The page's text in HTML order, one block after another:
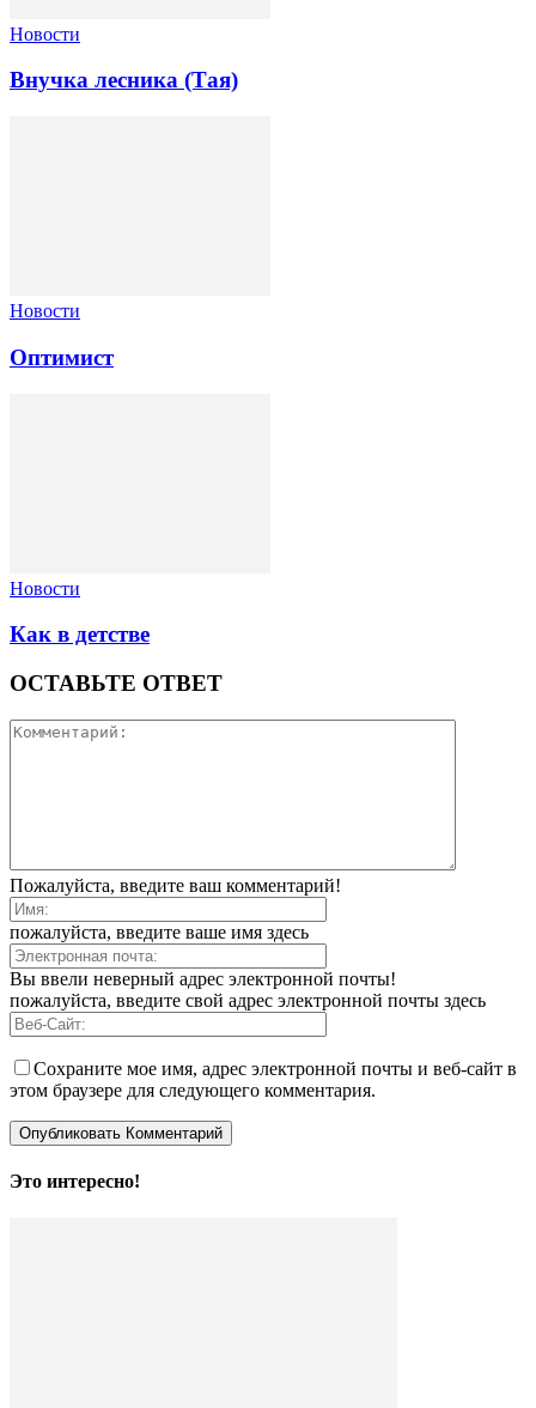
Новости
Внучка лесника (Тая)
Новости
Оптимист
Новости
Как в детстве
ОСТАВЬТЕ ОТВЕТ
Пожалуйста, введите ваш комментарий!
пожалуйста, введите ваше имя здесь
Вы ввели неверный адрес электронной почты!
пожалуйста, введите свой адрес электронной почты здесь
Сохраните мое имя, адрес электронной почты и веб-сайт в
этом браузере для следующего комментария.
Это интересно!